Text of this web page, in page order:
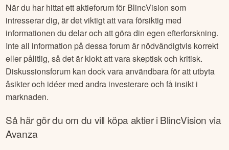
När du har hittat ett aktieforum för BlincVision som
intresserar dig, är det viktigt att vara försiktig med
informationen du delar och att göra din egen efterforskning.
Inte all information på dessa forum är nödvändigtvis korrekt
eller pålitlig, så det är klokt att vara skeptisk och kritisk.
Diskussionsforum kan dock vara användbara för att utbyta
åsikter och idéer med andra investerare och få insikt i
marknaden.
Så här gör du om du vill köpa aktier iBlincVision via
Avanza